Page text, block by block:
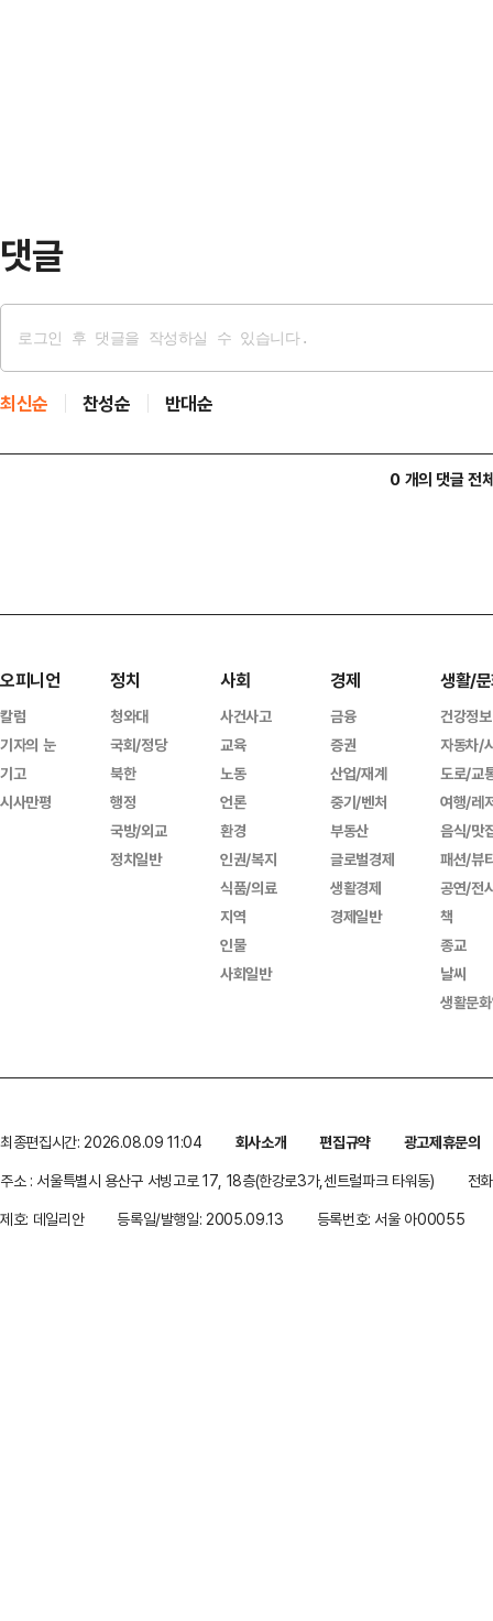
댓글
최신순 찬성순 반대순
0 개의 댓글 전
오피니언
칼럼
기자의 눈
기고
시사만평
정치
청와대
국회/정당
북한
행정
국방/외교
정치일반
사회
사건사고
교육
노동
언론
환경
인권/복지
식품/의료
지역
인물
사회일반
경제
금융
증권
산업/재계
중기/벤처
부동산
글로벌경제
생활경제
경제일반
생활/
건강정보
자동차/
도로/교
여행/레
음식/맛
패션/뷰
공연/전
책
종교
날씨
생활문
최종편집시간: 2026.08.09 11:04 회사소개 편집규약
광고제휴문의
주소 : 서울특별시 용산구 서빙고로 17, 18층(한강로3가,센트럴파크 타워동)
전
제호: 데일리안
등록일/발행일: 2005.09.13 등록번호: 서울 아00055